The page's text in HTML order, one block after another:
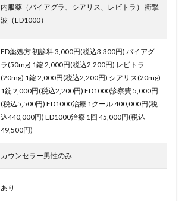
内服薬（バイアグラ、シアリス、レビトラ） 衝撃
波（ED1000）
ED薬処方 初診料 3,000円(税込3,300円) バイアグ
ラ(50mg) 1錠 2,000円(税込2,200円) レビトラ
(20mg) 1錠 2,000円(税込2,200円) シアリス(20mg)
1錠 2,000円(税込2,200円) ED1000診察費 5,000円
(税込5,500円) ED1000治療 1クール 400,000円(税
込440,000円) ED1000治療 1回 45,000円(税込
49,500円)
カウンセラー男性のみ
あり